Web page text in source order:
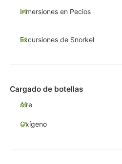
Inmersiones en Pecios
Excursiones de Snorkel
Cargado de botellas
Aire
Oxígeno